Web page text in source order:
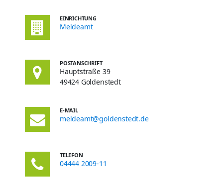
EINRICHTUNG
Meldeamt
POSTANSCHRIFT
Hauptstraße 39
49424 Goldenstedt
E-MAIL
meldeamt@goldenstedt.de
TELEFON
04444 2009-11